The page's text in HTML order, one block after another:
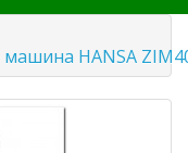
HANSA